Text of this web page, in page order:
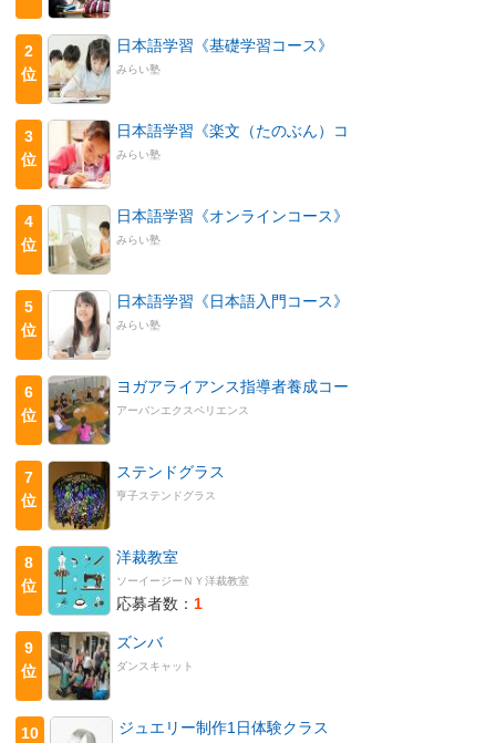
2
位
日本語学習《基礎学習コース》
みらい塾
3
位
日本語学習《楽文（たのぶん）コ
みらい塾
4
位
日本語学習《オンラインコース》
みらい塾
5
位
日本語学習《日本語入門コース》
みらい塾
6
位
ヨガアライアンス指導者養成コー
アーバンエクスペリエンス
7
位
ステンドグラス
亨子ステンドグラス
8
位
洋裁教室
ソーイージーＮＹ洋裁教室
応募者数： 1
9
位
ズンバ
ダンスキャット
10
ジュエリー制作1日体験クラス